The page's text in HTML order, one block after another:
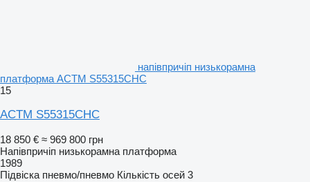
напівпричіп низькорамна
платформа ACTM S55315CHC
15
ACTM S55315CHC
18 850 € ≈ 969 800 грн
Напівпричіп низькорамна платформа
1989
Підвіска пневмо/пневмо Кількість осей 3